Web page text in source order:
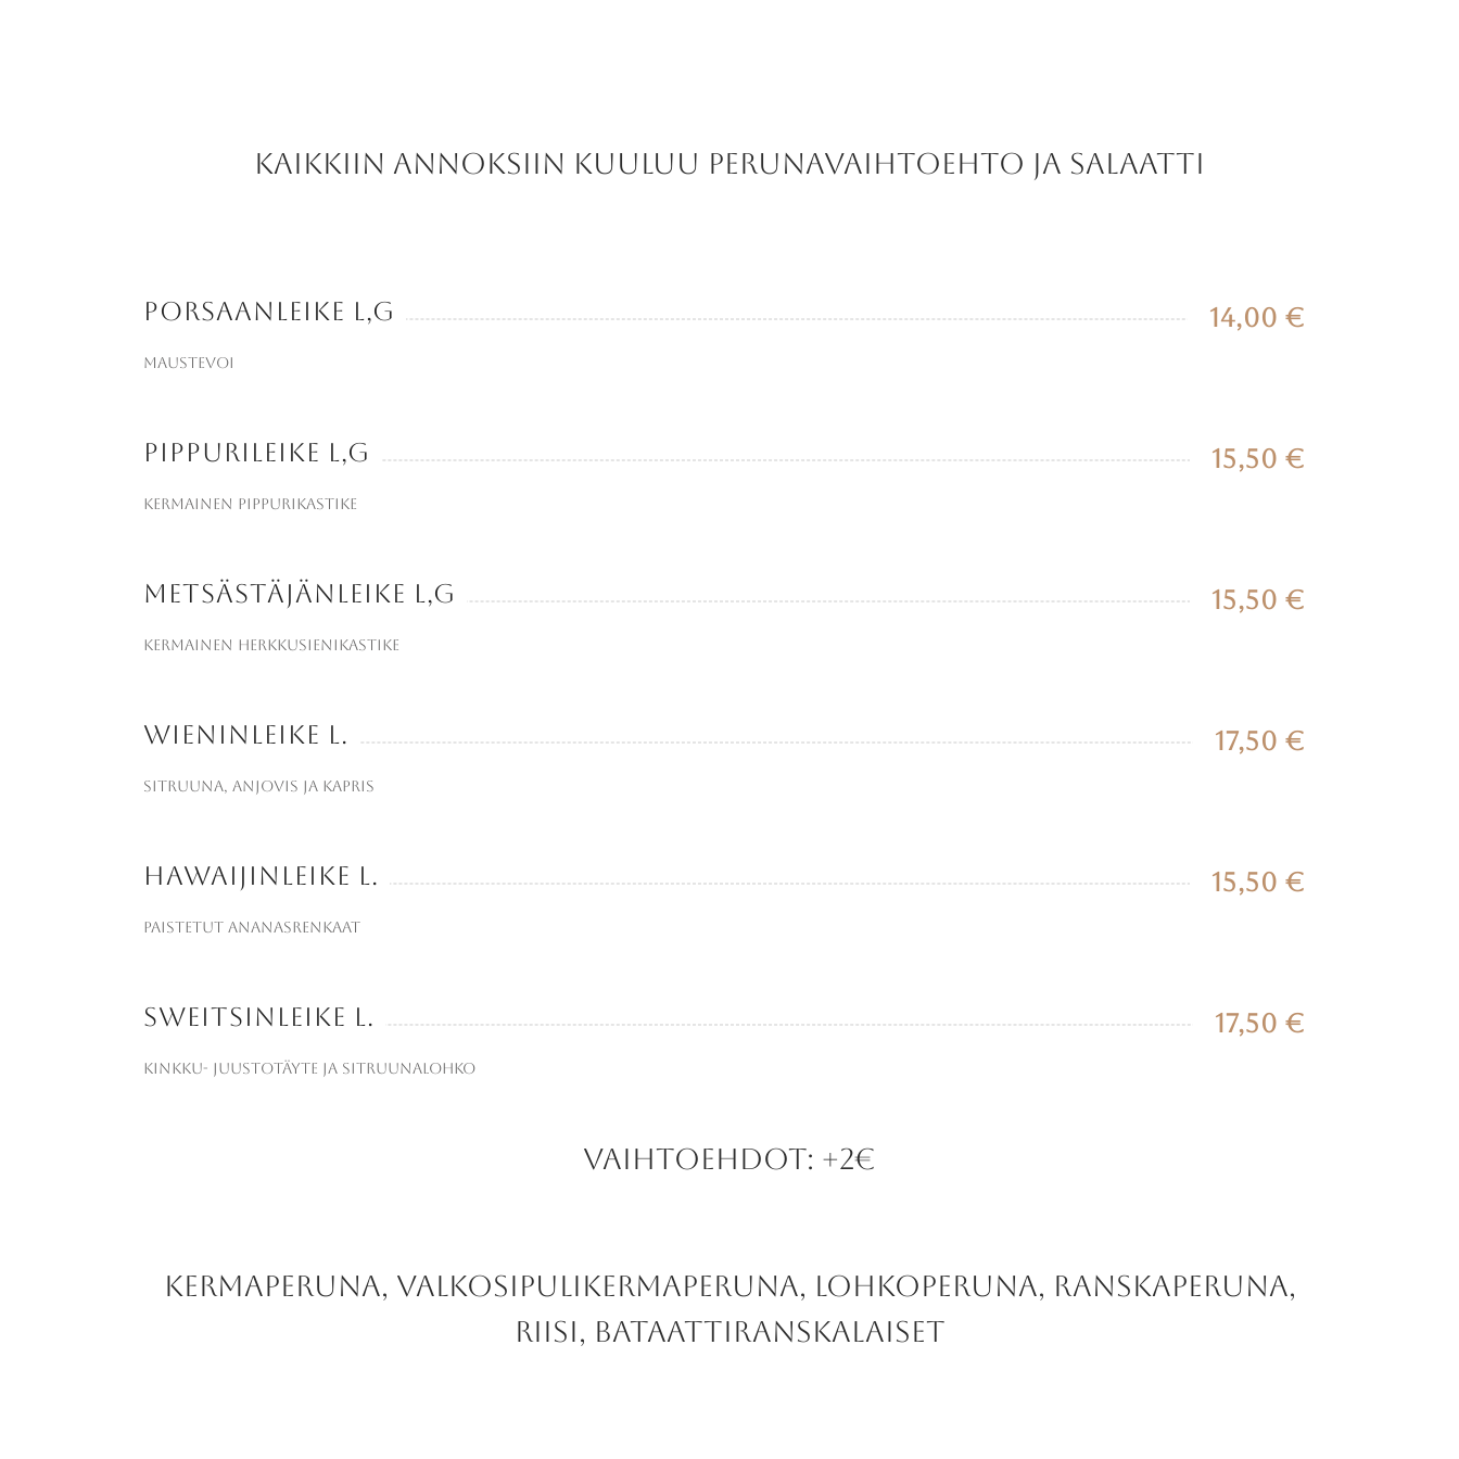
kaikkiin annoksiin kuuluu perunavaihtoehto ja salaatti
Porsaanleike L,G 14,00 €
maustevoi
Pippurileike L,G 15,50 €
kermainen pippurikastike
Metsästäjänleike L,G 15,50 €
kermainen herkkusienikastike
Wieninleike L. 17,50 €
sitruuna, anjovis ja kapris
Hawaijinleike L. 15,50 €
paistetut ananasrenkaat
Sweitsinleike L. 17,50 €
kinkku- juustotäyte ja sitruunalohko
vaihtoehdot: +2€
kermaperuna, valkosipulikermaperuna, lohkoperuna, ranskaperuna,
riisi, bataattiranskalaiset